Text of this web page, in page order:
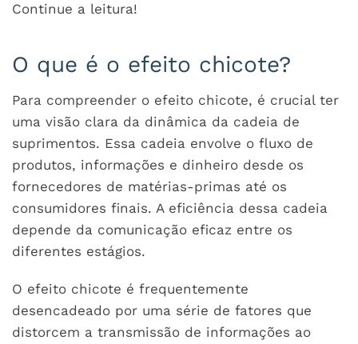
Continue a leitura!
O que é o efeito chicote?
Para compreender o efeito chicote, é crucial ter
uma visão clara da dinâmica da cadeia de
suprimentos. Essa cadeia envolve o fluxo de
produtos, informações e dinheiro desde os
fornecedores de matérias-primas até os
consumidores finais. A eficiência dessa cadeia
depende da comunicação eficaz entre os
diferentes estágios.
O efeito chicote é frequentemente
desencadeado por uma série de fatores que
distorcem a transmissão de informações ao